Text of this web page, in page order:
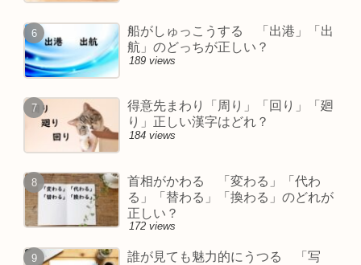
船がしゅっこうする 「出港」「出
航」のどっちが正しい？
189 views
得意先まわり「周り」「回り」「廻
り」正しい漢字はどれ？
184 views
首相がかわる 「変わる」「代わ
る」「替わる」「換わる」のどれが
正しい？
172 views
誰が見ても魅力的にうつる 「写